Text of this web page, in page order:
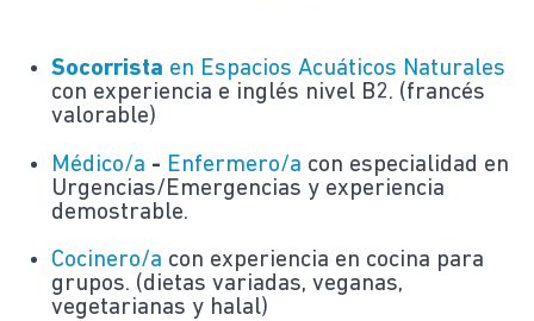
Socorrista en Espacios Acuáticos Naturales
con experiencia e inglés nivel B2. (francés
valorable)
Médico/a - Enfermero/a con especialidad en
Urgencias/Emergencias y experiencia
demostrable.
Cocinero/a con experiencia en cocina para
grupos. (dietas variadas, veganas,
vegetarianas y halal)